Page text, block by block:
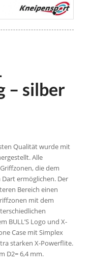
– silber
Qualität wurde mit
Alle
die dem
ermöglichen. Der
Bereich einen
mit dem
BULL’S Logo und X-
Case mit Simplex
starken X-Powerflite.
D2= 6,4 mm.